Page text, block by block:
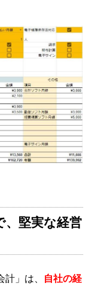
、堅実な経営
計」は、
自社の経